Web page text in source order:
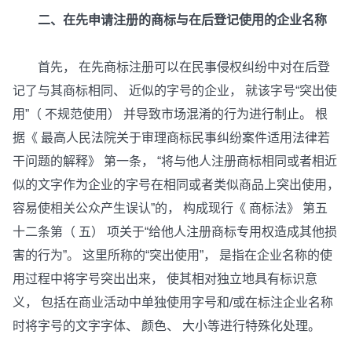
二、在先申请注册的商标与在后登记使用的企业名称
首先， 在先商标注册可以在民事侵权纠纷中对在后登
记了与其商标相同、 近似的字号的企业， 就该字号“突出使
用”（ 不规范使用） 并导致市场混淆的行为进行制止。 根
据《 最高人民法院关于审理商标民事纠纷案件适用法律若
干问题的解释》 第一条， “将与他人注册商标相同或者相近
似的文字作为企业的字号在相同或者类似商品上突出使用，
容易使相关公众产生误认”的， 构成现行《 商标法》 第五
十二条第（ 五） 项关于“给他人注册商标专用权造成其他损
害的行为”。 这里所称的“突出使用”， 是指在企业名称的使
用过程中将字号突出出来， 使其相对独立地具有标识意
义， 包括在商业活动中单独使用字号和/或在标注企业名称
时将字号的文字字体、 颜色、 大小等进行特殊化处理。